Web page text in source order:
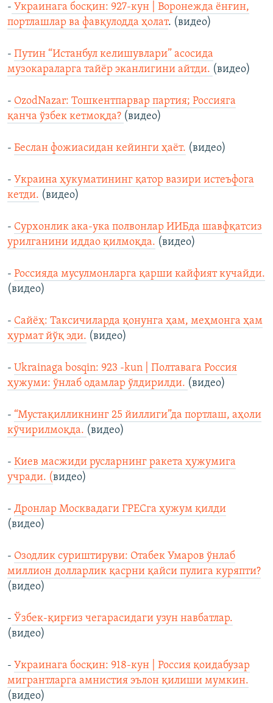
- Украинага босқин: 927-кун | Воронежда ёнғин,
портлашлар ва фавқулодда ҳолат. (видео)
- Путин “Истанбул келишувлари” асосида
музокараларга тайёр эканлигини айтди. (видео)
- OzodNazar: Тошкентпарвар партия; Россияга
қанча ўзбек кетмоқда? (видео)
- Беслан фожиасидан кейинги ҳаёт. (видео)
- Украина ҳукуматининг қатор вазири истеъфога
кетди. (видео)
- Сурхонлик ака-ука полвонлар ИИБда шавфқатсиз
урилганини иддао қилмоқда. (видео)
- Россияда мусулмонларга қарши кайфият кучайди.
(видео)
- Сайёҳ: Таксичиларда қонунга ҳам, меҳмонга ҳам
ҳурмат йўқ эди. (видео)
- Ukrainaga bosqin: 923 -kun | Полтавага Россия
ҳужуми: ўнлаб одамлар ўлдирилди. (видео)
- “Мустақилликнинг 25 йиллиги”да портлаш, аҳоли
кўчирилмоқда. (видео)
- Киев масжиди русларнинг ракета ҳужумига
учради. (видео)
- Дронлар Москвадаги ГРEСга ҳужум қилди
(видео)
- Oзодлик суриштируви: Oтабек Умаров ўнлаб
миллион долларлик қасрни қайси пулига куряпти?
(видео)
- Ўзбек-қирғиз чегарасидаги узун навбатлар.
(видео)
- Украинага босқин: 918-кун | Россия қоидабузар
мигрантларга амнистия эълон қилиши мумкин.
(видео)